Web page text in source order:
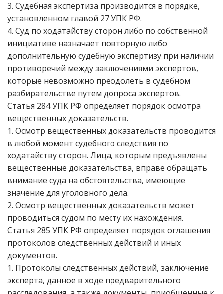
3. Судебная экспертиза производится в порядке,
установленном главой 27 УПК РФ.
4. Суд по ходатайству сторон либо по собственной
инициативе назначает повторную либо
дополнительную судебную экспертизу при наличии
противоречий между заключениями экспертов,
которые невозможно преодолеть в судебном
разбирательстве путем допроса экспертов.
Статья 284 УПК РФ определяет порядок осмотра
вещественных доказательств.
1. Осмотр вещественных доказательств проводится
в любой момент судебного следствия по
ходатайству сторон. Лица, которым предъявлены
вещественные доказательства, вправе обращать
внимание суда на обстоятельства, имеющие
значение для уголовного дела.
2. Осмотр вещественных доказательств может
проводиться судом по месту их нахождения.
Статья 285 УПК РФ определяет порядок оглашения
протоколов следственных действий и иных
документов.
1. Протоколы следственных действий, заключение
эксперта, данное в ходе предварительного